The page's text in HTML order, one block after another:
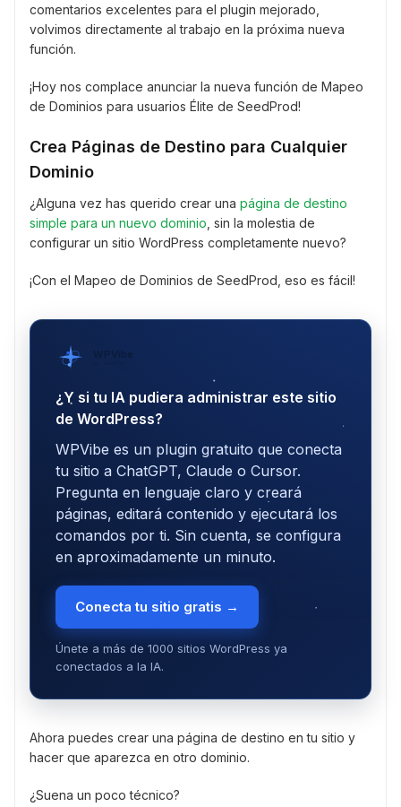
comentarios excelentes para el plugin mejorado,
volvimos directamente al trabajo en la próxima nueva
función.
¡Hoy nos complace anunciar la nueva función de Mapeo
de Dominios para usuarios Élite de SeedProd!
Crea Páginas de Destino para Cualquier
Dominio
¿Alguna vez has querido crear una página de destino
simple para un nuevo dominio , sin la molestia de
configurar un sitio WordPress completamente nuevo?
¡Con el Mapeo de Dominios de SeedProd, eso es fácil!
WPVibe
¿Y si tu IA pudiera administrar este sitio
de WordPress?
WPVibe es un plugin gratuito que conecta
tu sitio a ChatGPT, Claude o Cursor.
Pregunta en lenguaje claro y creará
páginas, editará contenido y ejecutará los
comandos por ti. Sin cuenta, se configura
en aproximadamente un minuto.
Conecta tu sitio gratis →
Únete a más de 1000 sitios WordPress ya
conectados a la IA.
Ahora puedes crear una página de destino en tu sitio y
hacer que aparezca en otro dominio.
¿Suena un poco técnico?